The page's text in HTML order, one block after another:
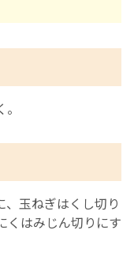
、玉ねぎはくし切り
くはみじん切りにす